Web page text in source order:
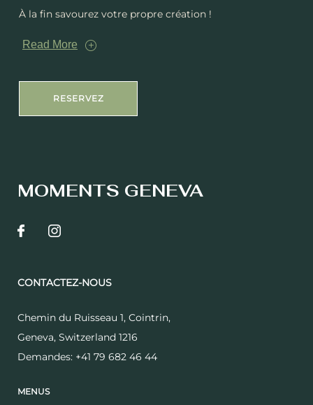
À la fin savourez votre propre création !
Read More
RESERVEZ
MOMENTS GENEVA
CONTACTEZ-NOUS
Chemin du Ruisseau 1, Cointrin,
Geneva, Switzerland 1216
Demandes: +41 79 682 46 44
MENUS